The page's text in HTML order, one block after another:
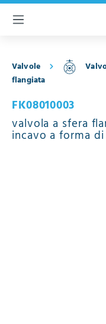
principale
Valvole
flangiata
FK08010003
valvola a sfera
incavo a forma di